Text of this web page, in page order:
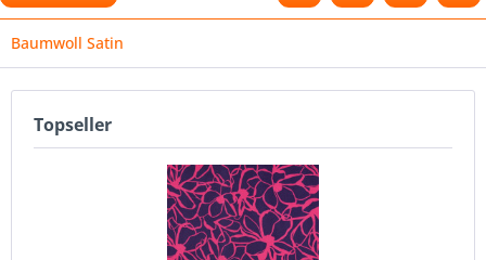
Baumwoll Satin
Topseller